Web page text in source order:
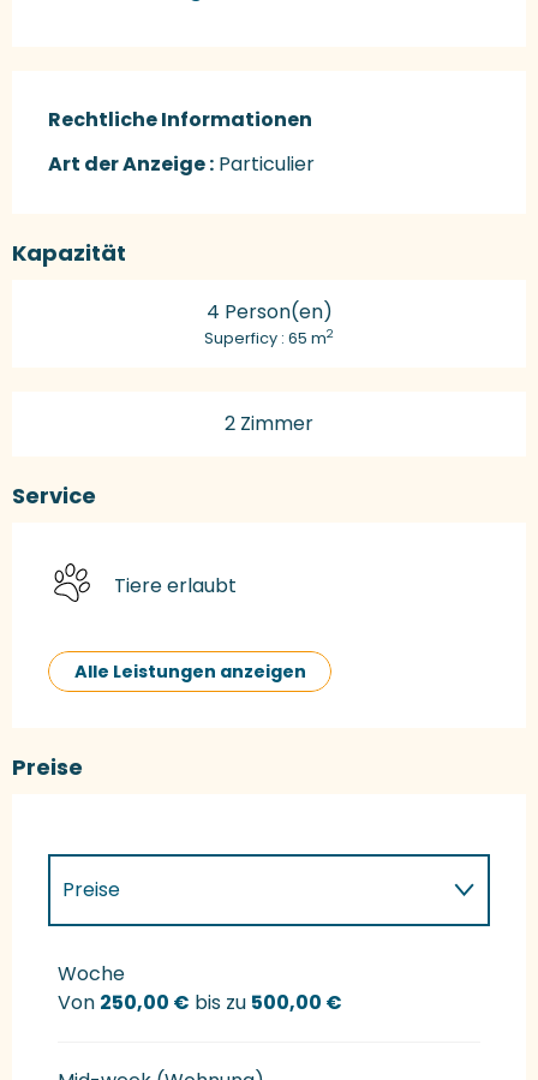
Rechtliche Informationen
Rechtliche Informationen
Art der Anzeige : Particulier
Kapazität
4 Person(en)
Superficy : 65 m2
2 Zimmer
Service
Tiere erlaubt
Alle Leistungen anzeigen
Preise
Preise
Preise 2027
Woche
Von 250,00 € bis zu 500,00 €